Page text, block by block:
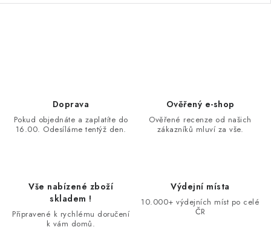
k
Doprava
Pokud objednáte a zaplatíte do
16.00. Odesíláme tentýž den.
Ověřený e-shop
Ověřené recenze od našich
zákazníků mluví za vše.
Vše nabízené zboží
skladem !
Připravené k rychlému doručení
k vám domů.
Výdejní místa
10.000+ výdejních míst po celé
ČR